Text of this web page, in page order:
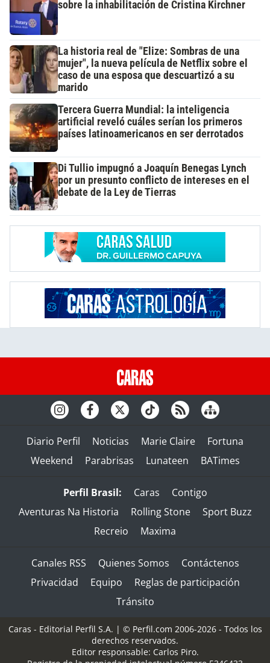
sobre la inhabilitación de Cristina Kirchner
La historia real de "Elize: Sombras de una
mujer", la nueva película de Netflix sobre el
caso de una esposa que descuartizó a su
marido
Tercera Guerra Mundial: la inteligencia
artificial reveló cuáles serían los primeros
países latinoamericanos en ser derrotados
Di Tullio impugnó a Joaquín Benegas Lynch
por un presunto conflicto de intereses en el
debate de la Ley de Tierras
Diario Perfil Noticias Marie Claire
Fortuna
Weekend
Parabrisas Lunateen BATimes
Perfil Brasil: Caras
Contigo
Aventuras Na Historia
Rolling Stone
Sport Buzz
Recreio
Maxima
Canales RSS Quienes Somos
Contáctenos
Privacidad
Equipo
Reglas de participación
Tránsito
Caras - Editorial Perfil S.A. | © Perfil.com 2006-2026 - Todos los
derechos reservados.
Editor responsable: Carlos Piro.